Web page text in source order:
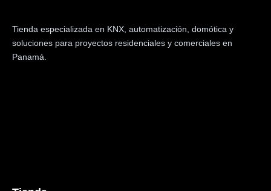
Tienda especializada en KNX, automatización, domótica y
soluciones para proyectos residenciales y comerciales en
Panamá.